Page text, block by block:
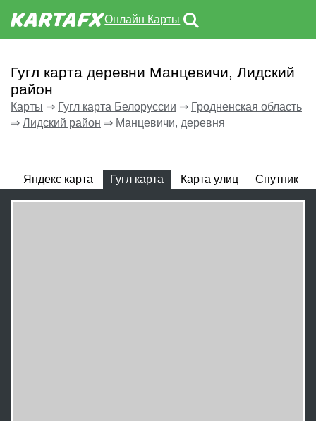
Онлайн Карты
Гугл карта деревни Манцевичи, Лидский
район
Карты ⇒ Гугл карта Белоруссии ⇒ Гродненская область
⇒ Лидский район ⇒ Манцевичи, деревня
Яндекс карта Гугл карта Карта улиц Спутник